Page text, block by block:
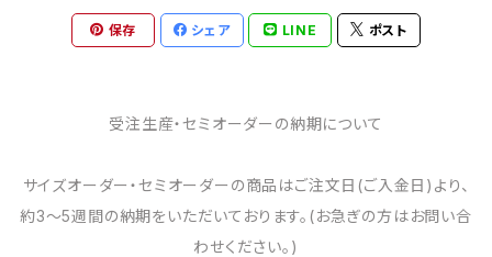
保存 シェア LINE ポスト
受注生産・セミオーダーの納期について
サイズオーダー・セミオーダーの商品はご注文日(ご入金日)より、
約3～5週間の納期をいただいております。(お急ぎの方はお問い合
わせください。)